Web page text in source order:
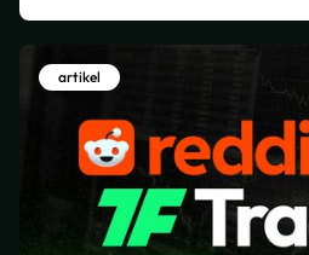
artikel